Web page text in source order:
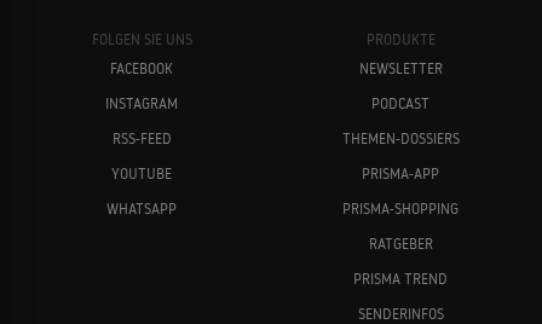
FOLGEN SIE UNS
FACEBOOK
INSTAGRAM
RSS-FEED
YOUTUBE
WHATSAPP
PRODUKTE
NEWSLETTER
PODCAST
THEMEN-DOSSIERS
PRISMA-APP
PRISMA-SHOPPING
RATGEBER
PRISMA TREND
SENDERINFOS